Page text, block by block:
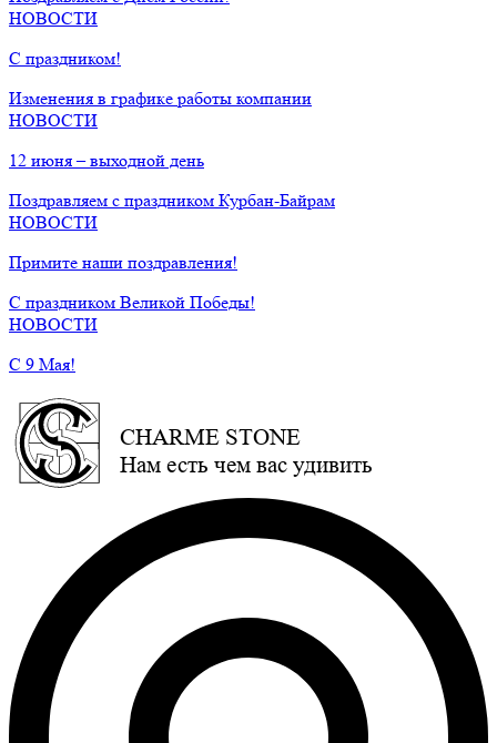
НОВОСТИ
С праздником!
Изменения в графике работы компании
НОВОСТИ
12 июня – выходной день
Поздравляем с праздником Курбан-Байрам
НОВОСТИ
Примите наши поздравления!
С праздником Великой Победы!
НОВОСТИ
С 9 Мая!
CHARME STONE
Нам есть чем вас удивить